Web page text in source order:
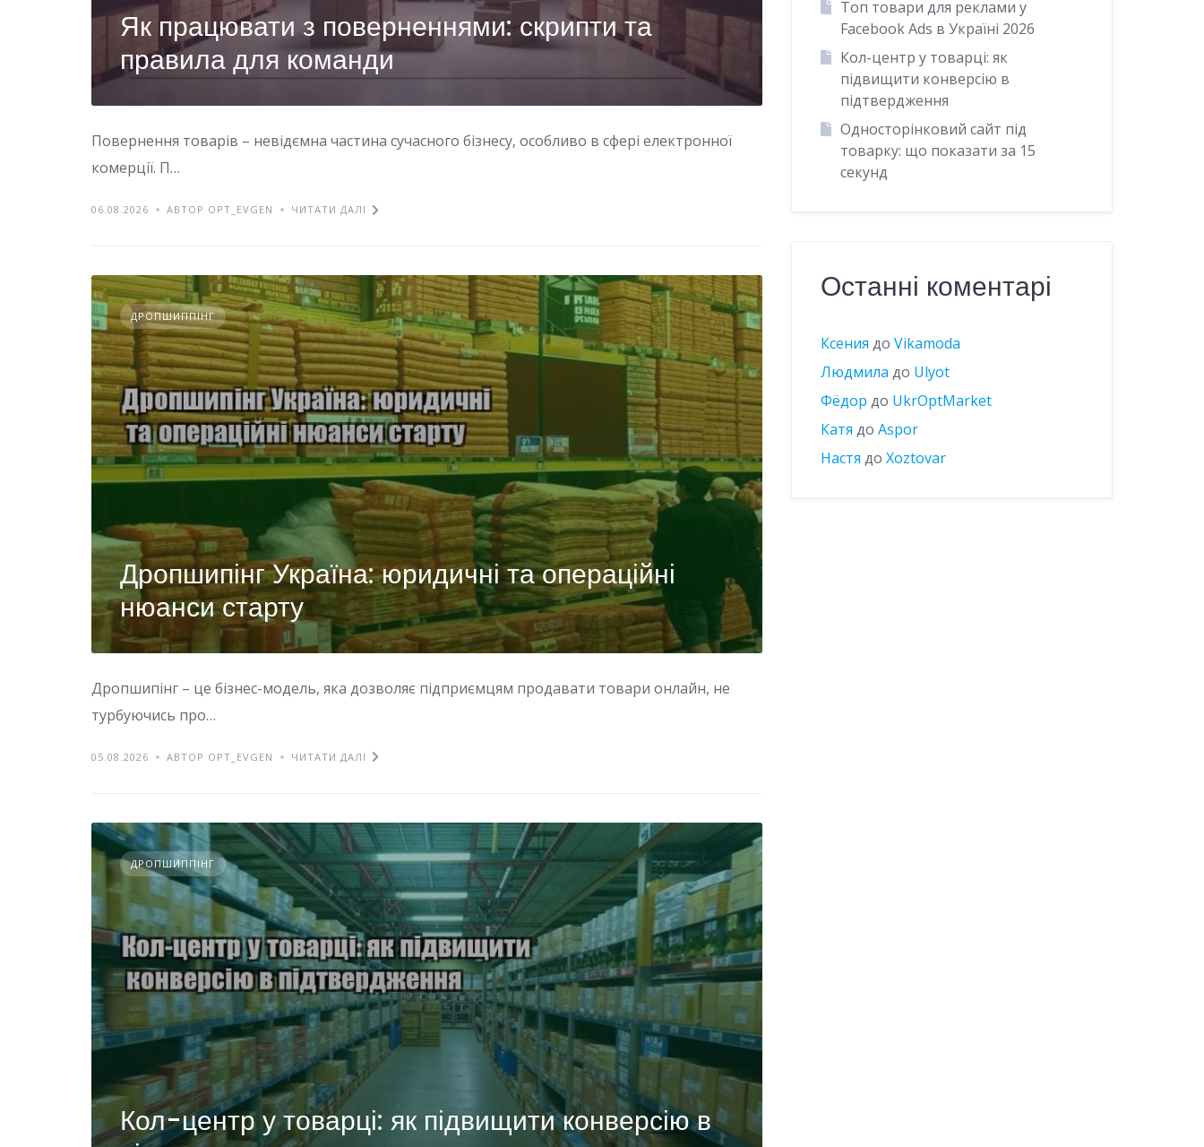
Як працювати з поверненнями: скрипти та
правила для команди
Повернення товарів – невідємна частина сучасного бізнесу, особливо в сфері електронної
комерції. П…
06.08.2026 АВТОР OPT_EVGEN ЧИТАТИ ДАЛІ
ДРОПШИППІНГ
Дропшипінг Україна: юридичні та операційні
нюанси старту
Дропшипінг – це бізнес-модель, яка дозволяє підприємцям продавати товари онлайн, не
турбуючись про…
05.08.2026 АВТОР OPT_EVGEN ЧИТАТИ ДАЛІ
ДРОПШИППІНГ
Кол-центр у товарці: як підвищити конверсію в
Топ товари для реклами у
Facebook Ads в Україні 2026
Кол-центр у товарці: як
підвищити конверсію в
підтвердження
Односторінковий сайт під
товарку: що показати за 15
секунд
Останні коментарі
Ксения доVikamoda
Людмила до Ulyot
Фёдор до UkrOptMarket
Катя доAspor
Настя доXoztovar